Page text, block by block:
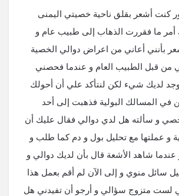
كنت أشعر بقلق ناحية خصيتي اليمنى
أمر ما فقررت الذهاب إلى طبيب عام و
بأنني أعاني من اعراض دوالي الخصية
من قبل الطبيب العام و عندما فحصني
لديك شيء لكن لنتأكد علي أن أحولك
في المسالك البولية فذهبت إلى أحد
و سألته هل لدي دوالي فقال عليك أن
و عملتها مع تحليل بول و دم كما طلب و
عندما شاهد الأشعة قال بأن لديك دوالي و
سائل منوي و إلى الآن لم أقم بعمل هذا
لست متزوج سؤالي و أرجو أن تفيدني هل